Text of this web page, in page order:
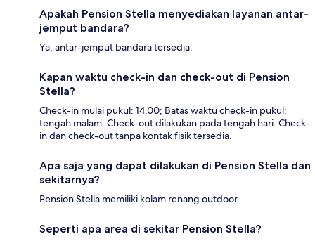
Apakah Pension Stella menyediakan layanan antar-
jemput bandara?
Ya, antar-jemput bandara tersedia.
Kapan waktu check-in dan check-out di Pension
Stella?
Check-in mulai pukul: 14.00; Batas waktu check-in pukul:
tengah malam. Check-out dilakukan pada tengah hari. Check-
in dan check-out tanpa kontak fisik tersedia.
Apa saja yang dapat dilakukan di Pension Stella dan
sekitarnya?
Pension Stella memiliki kolam renang outdoor.
Seperti apa area di sekitar Pension Stella?